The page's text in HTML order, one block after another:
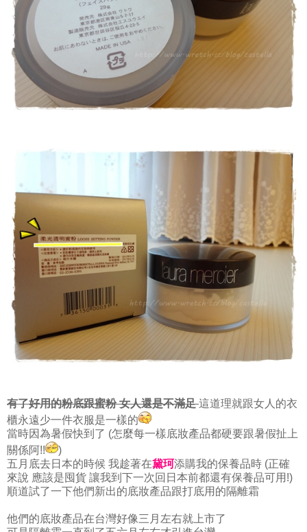
有了好用的粉底跟蜜粉 女人還是不滿足這道理就跟女人的衣
櫃永遠少一件衣服是一樣的
當時因為暑假快到了 (怎麼每一樣底妝產品都硬要跟暑假扯上
關係阿!!
)
五月底去日本的時候 我趁著在黛珂添購我的保養品時 (正確
來說 應該是囤貨 讓我到下一次回日本前都還有保養品可用!)
順道試了一下他們新出的底妝產品跟打底用的隔離霜
他們的底妝產品在台灣好像三月左右就上市了